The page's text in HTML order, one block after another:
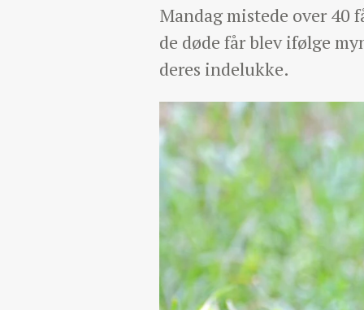
Mandag mistede over
de døde får blev ifølge
deres indelukke.